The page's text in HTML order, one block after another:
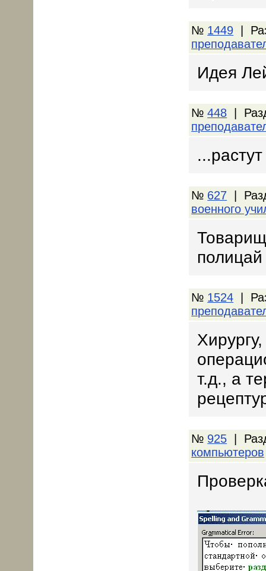
№ 1449 |
Идея
№448 |
№ 627 |
военного
Товарищ
№ 1524 |
т.д., а
№ 925 |
компьютеров